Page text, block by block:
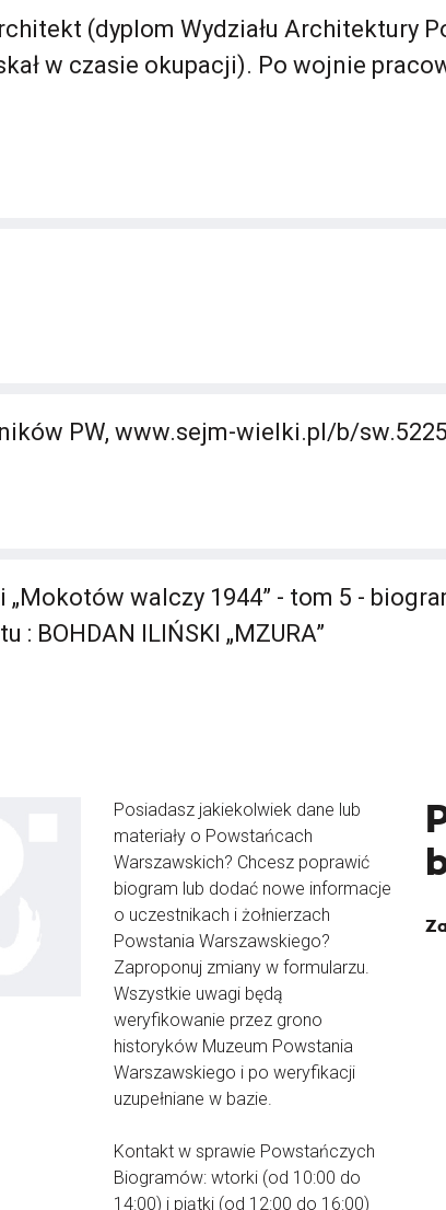
(dyplom Wydziału Architektury
w czasie okupacji). Po wojnie
PW, www.sejm-wielki.pl/b/
walczy 1944” - tom 5 -
: BOHDAN ILIŃSKI „MZURA”
Posiadasz jakiekolwiek dane lub
materiały o Powstańcach
Warszawskich? Chcesz poprawić
biogram lub dodać nowe informacje
o uczestnikach i żołnierzach
Powstania Warszawskiego?
Zaproponuj zmiany w formularzu.
Wszystkie uwagi będą
weryfikowanie przez grono
historyków Muzeum Powstania
Warszawskiego i po weryfikacji
uzupełniane w bazie.
Kontakt w sprawie Powstańczych
Biogramów: wtorki (od 10:00 do
14:00) i piątki (od 12:00 do 16:00)